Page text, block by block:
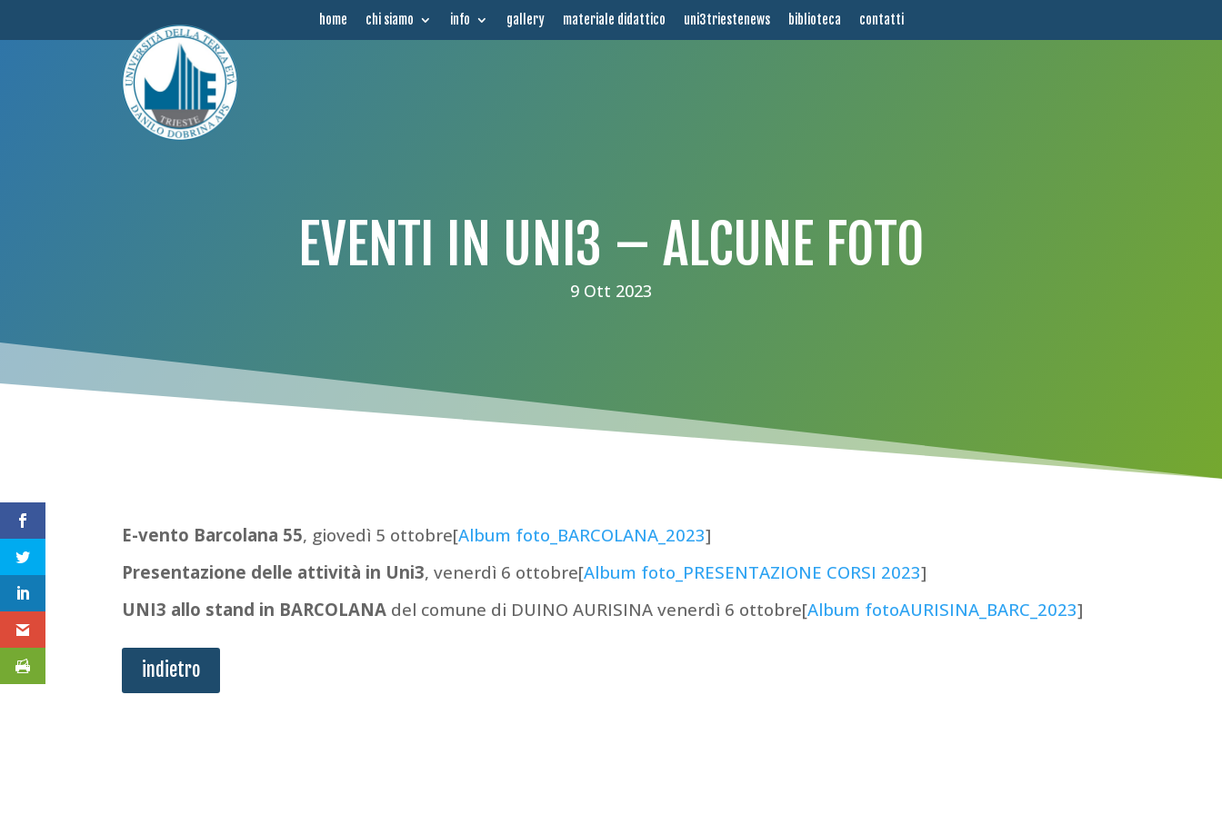
home chi siamo info gallery materiale didattico uni3triestenews biblioteca contatti
EVENTI IN UNI3 – ALCUNE FOTO
9 Ott 2023
E-vento Barcolana 55, giovedì 5 ottobre[Album foto_BARCOLANA_2023]
Presentazione delle attività in Uni3,venerdì 6 ottobre[Album foto_PRESENTAZIONE CORSI 2023]
UNI3 allo stand in BARCOLANA del comune di DUINO AURISINAvenerdì 6 ottobre[Album fotoAURISINA_BARC_2023]
indietro